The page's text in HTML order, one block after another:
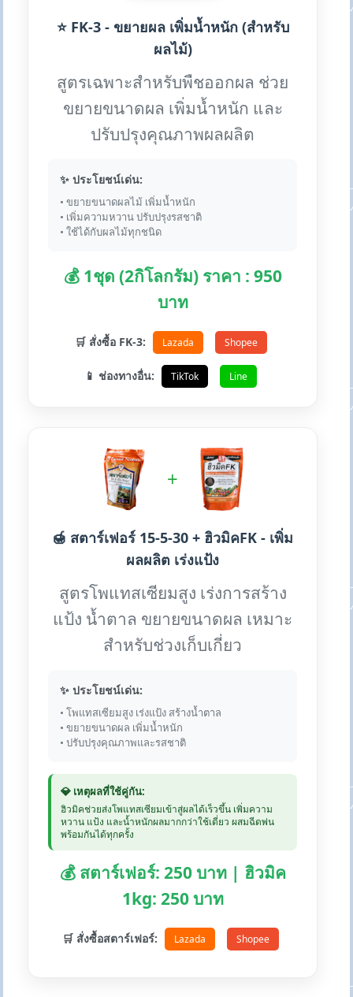
⭐ FK-3 - ขยายผล เพิ่มน้ำหนัก (สำหรับ
ผลไม้)
สูตรเฉพาะสำหรับพืชออกผล ช่วย
ขยายขนาดผล เพิ่มน้ำหนัก และ
ปรับปรุงคุณภาพผลผลิต
✨ ประโยชน์เด่น:
• ขยายขนาดผลไม้ เพิ่มน้ำหนัก
• เพิ่มความหวาน ปรับปรุงรสชาติ
• ใช้ได้กับผลไม้ทุกชนิด
💰 1ชุด (2กิโลกรัม) ราคา : 950
บาท
🛒 สั่งซื้อ FK-3: Lazada Shopee
📱 ช่องทางอื่น: TikTok Line
+
🍯 สตาร์เฟอร์ 15-5-30 + ฮิวมิคFK - เพิ่ม
ผลผลิต เร่งแป้ง
สูตรโพแทสเซียมสูง เร่งการสร้าง
แป้ง น้ำตาล ขยายขนาดผล เหมาะ
สำหรับช่วงเก็บเกี่ยว
✨ ประโยชน์เด่น:
• โพแทสเซียมสูง เร่งแป้ง สร้างน้ำตาล
• ขยายขนาดผล เพิ่มน้ำหนัก
• ปรับปรุงคุณภาพและรสชาติ
💎 เหตุผลที่ใช้คู่กัน:
ฮิวมิคช่วยส่งโพแทสเซียมเข้าสู่ผลได้เร็วขึ้น เพิ่มความ
หวาน แป้ง และน้ำหนักผลมากกว่าใช้เดี่ยว ผสมฉีดพ่น
พร้อมกันได้ทุกครั้ง
💰 สตาร์เฟอร์: 250 บาท | ฮิวมิค
1kg: 250 บาท
🛒 สั่งซื้อสตาร์เฟอร์: Lazada Shopee